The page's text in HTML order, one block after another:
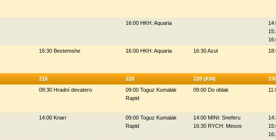
16:00 HKH: Aquaria
16:30 Bestemshe 16:00 HKH: Aquaria 16:30 Azul
215 226 228 (KM)
09:30 Hradní devatero
09:00 Toguz Kumalak
Rapid
09:00 Do oblak
14:00 Knarr
09:00 Toguz Kumalak
Rapid
14:00 MINI: Sneferu
16:30 RYCH: Mesos